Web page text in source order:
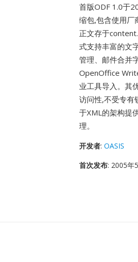
首版ODF 1.0于
缩包,包含使用厂
正文存于
式支持丰富的文
管理、邮件合并
OpenOffice
业工具导入。其
访问性,不受专有
于XML的架构提
理。
开发者: OASIS
首次发布: 2005年